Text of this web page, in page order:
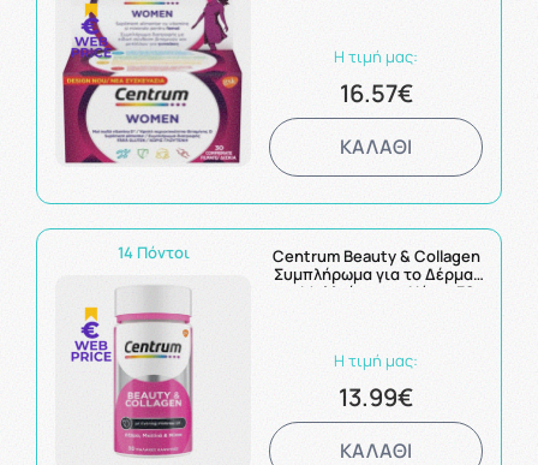
Η τιμή μας:
16.57€
ΚΑΛΑΘΙ
14 Πόντοι
Centrum Beauty & Collagen
Συμπλήρωμα για το Δέρμα,
τα Μαλλιά και τα Νύχια 30
Η τιμή μας:
13.99€
ΚΑΛΑΘΙ